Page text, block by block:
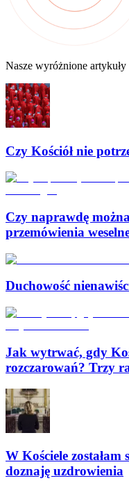
Nasze wyróżnione artykuły
Czy Kościół nie
Czy naprawdę
przemówienia
Duchowość
Jak wytrwać, gdy
rozczarowań? Trzy
W Kościele
doznaję uzdrowienia